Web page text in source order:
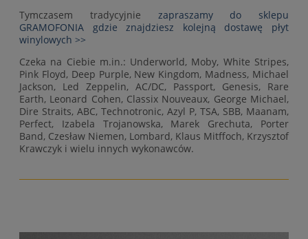
Tymczasem tradycyjnie zapraszamy do sklepu
GRAMOFONIA gdzie znajdziesz kolejną dostawę płyt
winylowych >>
Czeka na Ciebie m.in.: Underworld, Moby, White Stripes,
Pink Floyd, Deep Purple, New Kingdom, Madness, Michael
Jackson, Led Zeppelin, AC/DC, Passport, Genesis, Rare
Earth, Leonard Cohen, Classix Nouveaux, George Michael,
Dire Straits, ABC, Technotronic, Azyl P, TSA, SBB, Maanam,
Perfect, Izabela Trojanowska, Marek Grechuta, Porter
Band, Czesław Niemen, Lombard, Klaus Mitffoch, Krzysztof
Krawczyk i wielu innych wykonawców.